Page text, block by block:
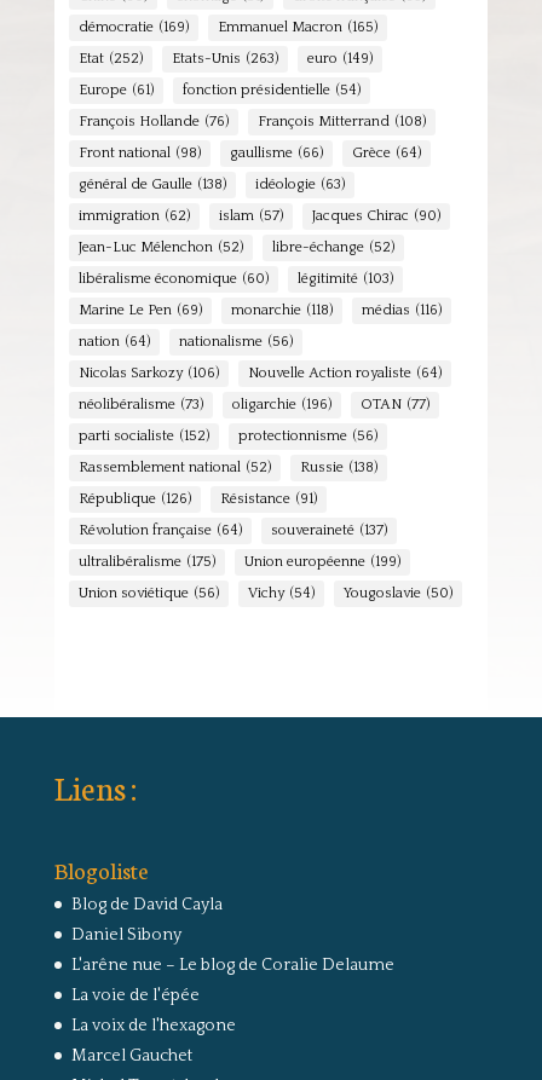
démocratie (169) Emmanuel Macron (165)
Etat (252) Etats-Unis (263) euro (149)
Europe (61) fonction présidentielle (54)
François Hollande (76) François Mitterrand (108)
Front national (98) gaullisme (66) Grèce (64)
général de Gaulle (138) idéologie (63)
immigration (62) islam (57) Jacques Chirac (90)
Jean-Luc Mélenchon (52) libre-échange (52)
libéralisme économique (60) légitimité (103)
Marine Le Pen (69) monarchie (118) médias (116)
nation (64) nationalisme (56)
Nicolas Sarkozy (106) Nouvelle Action royaliste (64)
néolibéralisme (73) oligarchie (196) OTAN (77)
parti socialiste (152) protectionnisme (56)
Rassemblement national (52) Russie (138)
République (126) Résistance (91)
Révolution française (64) souveraineté (137)
ultralibéralisme (175) Union européenne (199)
Union soviétique (56) Vichy (54) Yougoslavie (50)
Liens :
Blogoliste
Blog de David Cayla
Daniel Sibony
L'arêne nue – Le blog de Coralie Delaume
La voie de l'épée
La voix de l'hexagone
Marcel Gauchet